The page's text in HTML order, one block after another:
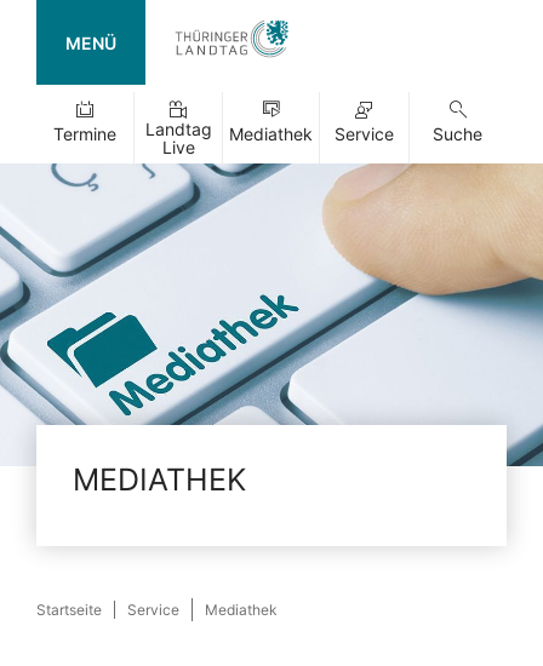
MENÜ
Termine
Landtag
Live
Mediathek Service Suche
MEDIATHEK
Startseite Service Mediathek